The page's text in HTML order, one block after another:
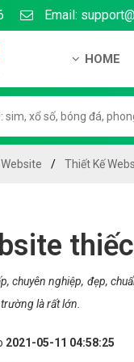
Email:
HOME
Hướng
Chính
Liên hệ
Thiết Kế
chuyên nghiệp, đẹp,
là rất lớn.
2021-05-11 04:58:25